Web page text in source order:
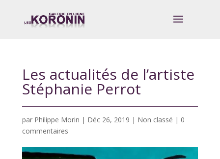
Les actualités de l’artiste
Stéphanie Perrot
par Philippe Morin | Déc 26, 2019 | Non classé | 0
commentaires